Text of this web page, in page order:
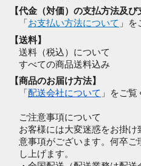
【代金（対価）の支払方法及び
「 お支払い方法について 」を
【送料】
送料（税込）について
すべての商品送料込み
【商品のお届け方法】
「 配送会社について 」をご覧
ご注意事項について
お客様には大変迷惑をお掛
意事項がございます。何卒
し上げます。